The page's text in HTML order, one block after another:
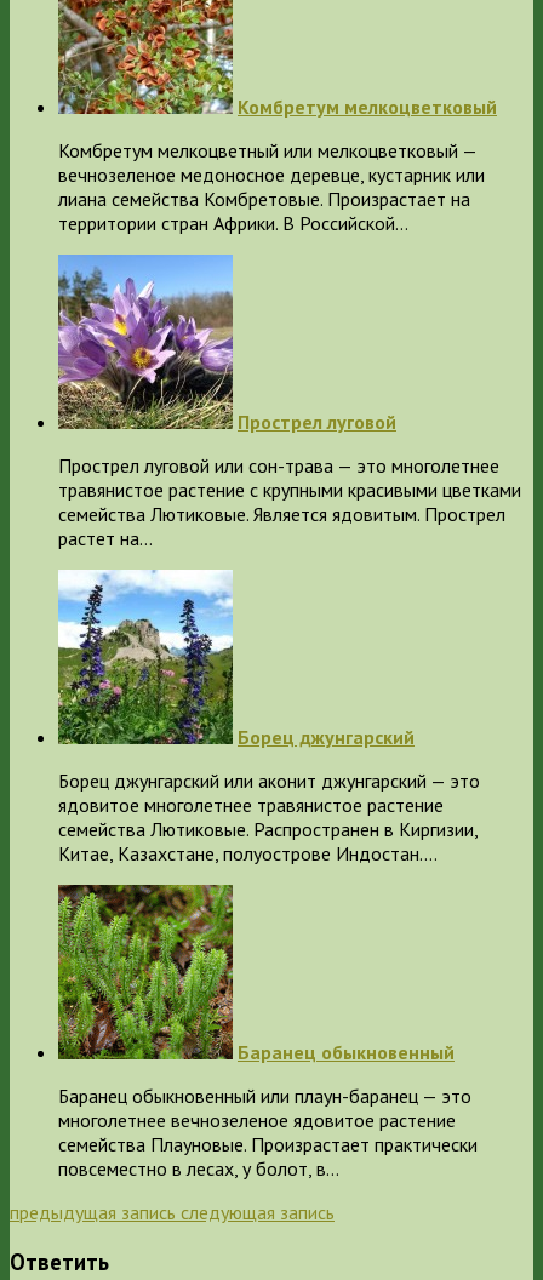
Комбретум мелкоцветковый
Комбретум мелкоцветный или мелкоцветковый —
вечнозеленое медоносное деревце, кустарник или
лиана семейства Комбретовые. Произрастает на
территории стран Африки. В Российской…
Прострел луговой
Прострел луговой или сон-трава — это многолетнее
травянистое растение с крупными красивыми цветками
семейства Лютиковые. Является ядовитым. Прострел
растет на…
Борец джунгарский
Борец джунгарский или аконит джунгарский — это
ядовитое многолетнее травянистое растение
семейства Лютиковые. Распространен в Киргизии,
Китае, Казахстане, полуострове Индостан.…
Баранец обыкновенный
Баранец обыкновенный или плаун-баранец — это
многолетнее вечнозеленое ядовитое растение
семейства Плауновые. Произрастает практически
повсеместно в лесах, у болот, в…
предыдущая запись следующая запись
Ответить